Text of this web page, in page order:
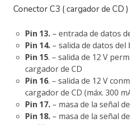
Conector C3 ( cargador de CD )
Pin 13. – entrada de datos
Pin 14. – salida de datos del
Pin 15. – salida de 12 V
cargador de CD
Pin 16. – salida de 12 V
cargador de CD (máx. 300
Pin 17. – masa de la señal
Pin 18. – masa de la señal